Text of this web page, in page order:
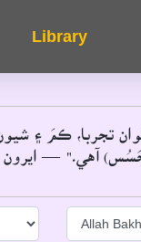
تجربا، ڪمَ ۽
آهي۔" ― ايرون